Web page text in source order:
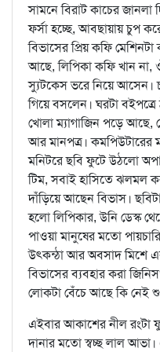
সামনে বিরাট কাচের
ফর্সা হচ্ছে, আবছায়ায় চুপ
বিভাসের প্রিয় কফি
আছে, লিপিকা কফি খান না,
স্যুটকেস ভরে নিয়ে আসেন।
গিয়ে বসলেন। ঘরটা
খোলা ম্যাগাজিন পড়ে আছে,
আর মানপত্র। কমপিউটারের
মনিটরে ছবি ফুটে উঠলো
টিম, সবাই হাসিতে ঝলমল
দাঁড়িয়ে আছেন বিভাস।
হলো লিপিকার, উনি ডেস্ক
পাওয়া মানুষের মতো
উৎকন্ঠা আর অবসাদ মিশে এক
বিভাসের ব্যবহার করা
লোকটা বেঁচে আছে কি নেই
এইবার আকাশের নীল রংটা
দানার মতো স্বচ্ছ লাল